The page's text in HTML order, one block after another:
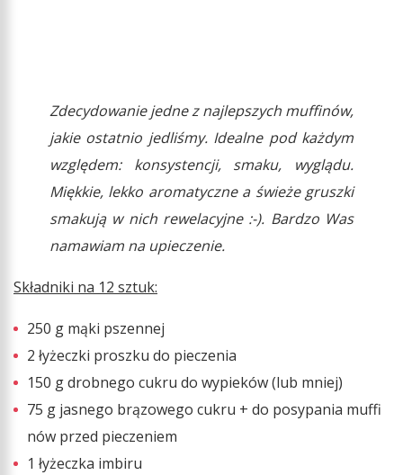
Zdecydowanie jedne z najlepszych muffinów,
jakie ostatnio jedliśmy. Idealne pod każdym
względem: konsystencji, smaku, wyglądu.
Miękkie, lekko aromatyczne a świeże gruszki
smakują w nich rewelacyjne :-). Bardzo Was
namawiam na upieczenie.
Składniki na 12 sztuk:
250 g mąki pszennej
2 łyżeczki proszku do pieczenia
150 g drobnego cukru do wypieków (lub mniej)
75 g jasnego brązowego cukru + do posypania muffi
nów przed pieczeniem
1 łyżeczka imbiru